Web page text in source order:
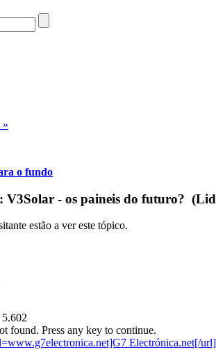
»
o fundo
V3Solar - os paineis do futuro?
estão a ver este tópico.
5.602
found. Press any key to continue.